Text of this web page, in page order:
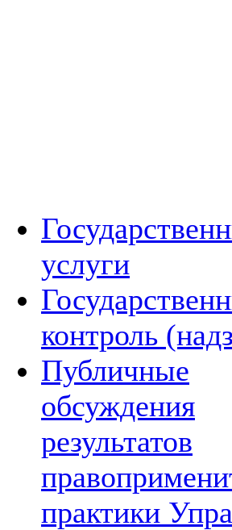
услуги
контроль
Публичные
обсуждения
результатов
практики